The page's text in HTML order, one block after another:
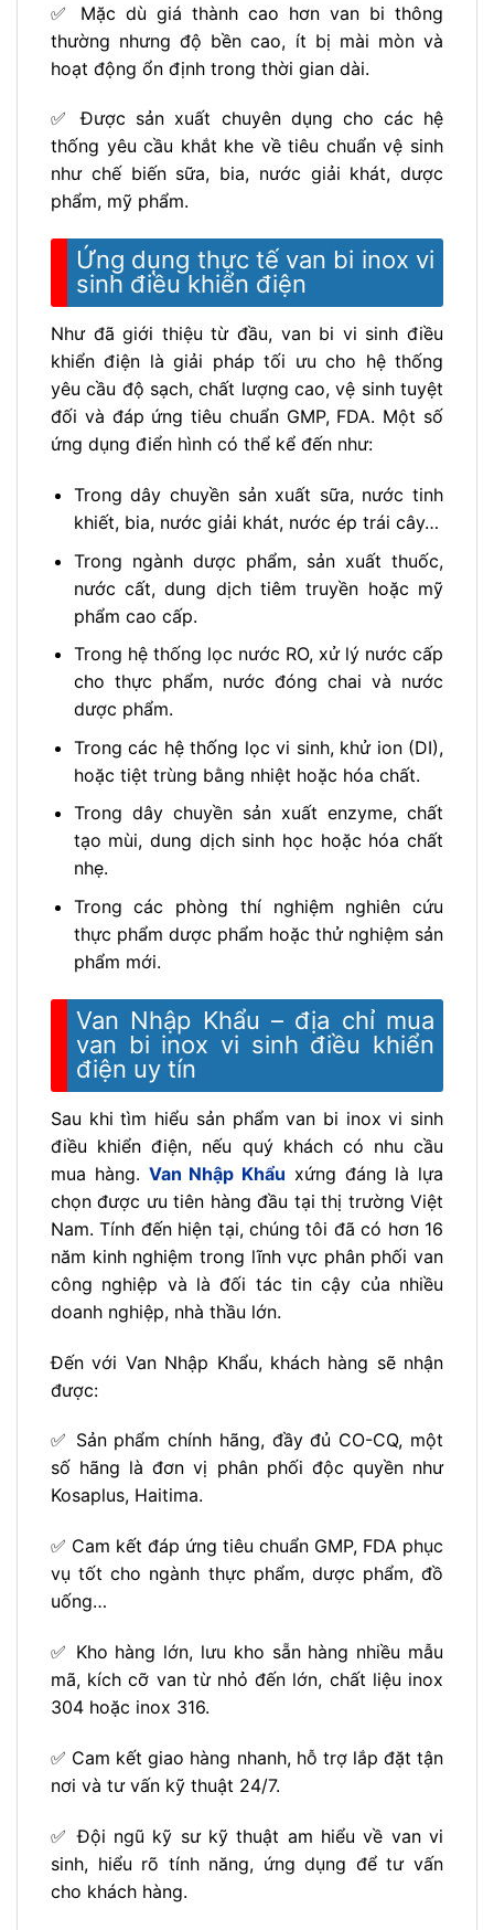
✅ Mặc dù giá thành cao hơn van bi thông
thường nhưng độ bền cao, ít bị mài mòn và
hoạt động ổn định trong thời gian dài.
✅ Được sản xuất chuyên dụng cho các hệ
thống yêu cầu khắt khe về tiêu chuẩn vệ sinh
như chế biến sữa, bia, nước giải khát, dược
phẩm, mỹ phẩm.
Ứng dụng thực tế van bi inox vi
sinh điều khiển điện
Như đã giới thiệu từ đầu, van bi vi sinh điều
khiển điện là giải pháp tối ưu cho hệ thống
yêu cầu độ sạch, chất lượng cao, vệ sinh tuyệt
đối và đáp ứng tiêu chuẩn GMP, FDA. Một số
ứng dụng điển hình có thể kể đến như:
Trong dây chuyền sản xuất sữa, nước tinh
khiết, bia, nước giải khát, nước ép trái cây…
Trong ngành dược phẩm, sản xuất thuốc,
nước cất, dung dịch tiêm truyền hoặc mỹ
phẩm cao cấp.
Trong hệ thống lọc nước RO, xử lý nước cấp
cho thực phẩm, nước đóng chai và nước
dược phẩm.
Trong các hệ thống lọc vi sinh, khử ion (DI),
hoặc tiệt trùng bằng nhiệt hoặc hóa chất.
Trong dây chuyền sản xuất enzyme, chất
tạo mùi, dung dịch sinh học hoặc hóa chất
nhẹ.
Trong các phòng thí nghiệm nghiên cứu
thực phẩm dược phẩm hoặc thử nghiệm sản
phẩm mới.
Van Nhập Khẩu – địa chỉ mua
van bi inox vi sinh điều khiển
điện uy tín
Sau khi tìm hiểu sản phẩm van bi inox vi sinh
điều khiển điện, nếu quý khách có nhu cầu
mua hàng. Van Nhập Khẩu xứng đáng là lựa
chọn được ưu tiên hàng đầu tại thị trường Việt
Nam. Tính đến hiện tại, chúng tôi đã có hơn 16
năm kinh nghiệm trong lĩnh vực phân phối van
công nghiệp và là đối tác tin cậy của nhiều
doanh nghiệp, nhà thầu lớn.
Đến với Van Nhập Khẩu, khách hàng sẽ nhận
được:
✅ Sản phẩm chính hãng, đầy đủ CO-CQ, một
số hãng là đơn vị phân phối độc quyền như
Kosaplus, Haitima.
✅ Cam kết đáp ứng tiêu chuẩn GMP, FDA phục
vụ tốt cho ngành thực phẩm, dược phẩm, đồ
uống…
✅ Kho hàng lớn, lưu kho sẵn hàng nhiều mẫu
mã, kích cỡ van từ nhỏ đến lớn, chất liệu inox
304 hoặc inox 316.
✅ Cam kết giao hàng nhanh, hỗ trợ lắp đặt tận
nơi và tư vấn kỹ thuật 24/7.
✅ Đội ngũ kỹ sư kỹ thuật am hiểu về van vi
sinh, hiểu rõ tính năng, ứng dụng để tư vấn
cho khách hàng.